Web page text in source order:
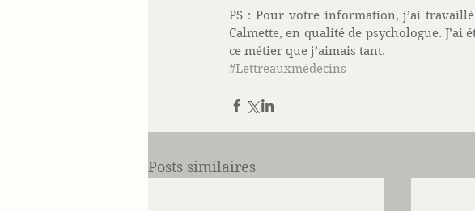
PS : Pour votre information, j’ai
Calmette, en qualité de psychologue.
ce métier que j’aimais tant.
#Lettreauxmédecins
Posts similaires